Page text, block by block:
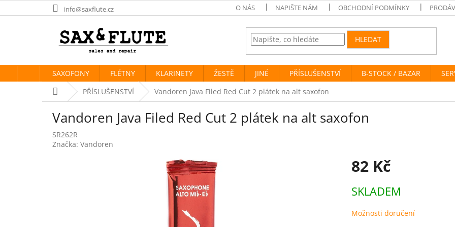
na
info@saxflute.cz O NÁS NAPIŠTE NÁM OBCHODNÍ PODMÍNKY
HLEDAT
SAXOFONY FLÉTNY KLARINETY ŽESTĚ JINÉ PŘÍSLUŠENSTVÍ B-STOCK / BAZAR
Domů PŘÍSLUŠENSTVÍ Vandoren Java Filed Red Cut 2 plátek na alt saxofon
Vandoren Java Filed Red Cut 2 plátek na alt saxofon
SR262R
Značka: Vandoren
82 Kč
cena:
SKLADEM
Možnosti doručení